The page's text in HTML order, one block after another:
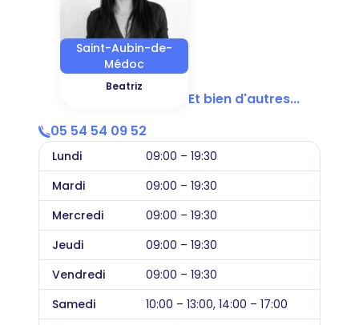
Saint-Aubin-de-
Médoc
Beatriz
Et bien d'autres...
05 54 54 09 52
Lundi
09:00 – 19:30
Mardi
09:00 – 19:30
Mercredi
09:00 – 19:30
Jeudi
09:00 – 19:30
Vendredi
09:00 – 19:30
Samedi
10:00 – 13:00, 14:00 – 17:00